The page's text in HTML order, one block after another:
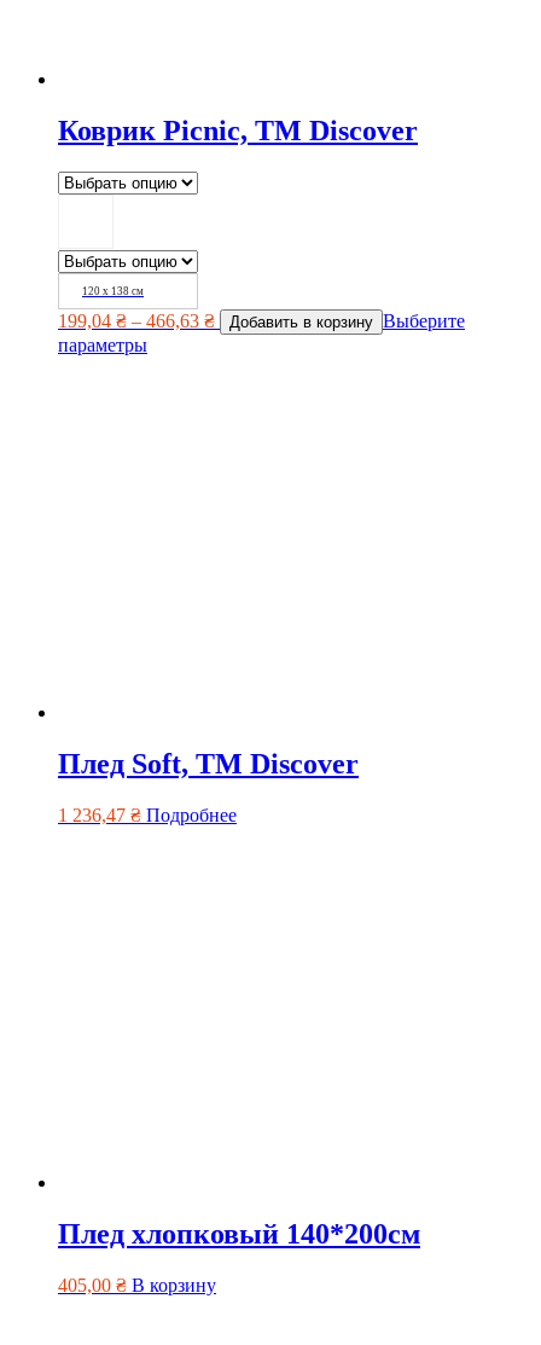
Коврик Picnic, TM Discover
120 х 138 см
199,04 ₴ – 466,63 ₴ Добавить в корзину Выберите
параметры
Плед Soft, TM Discover
1 236,47 ₴ Подробнее
Плед хлопковый 140*200см
405,00 ₴ В корзину